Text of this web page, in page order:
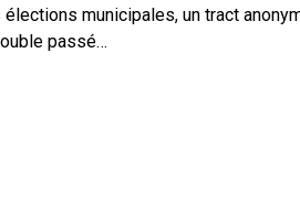
municipales, un tract
passé…